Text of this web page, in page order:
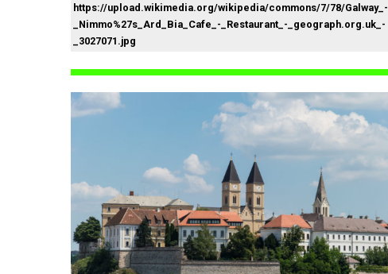
https://upload.wikimedia.org/wikipedia/commons/7/78/Galway_-
_Nimmo%27s_Ard_Bia_Cafe_-_Restaurant_-_geograph.org.uk_-
_3027071.jpg